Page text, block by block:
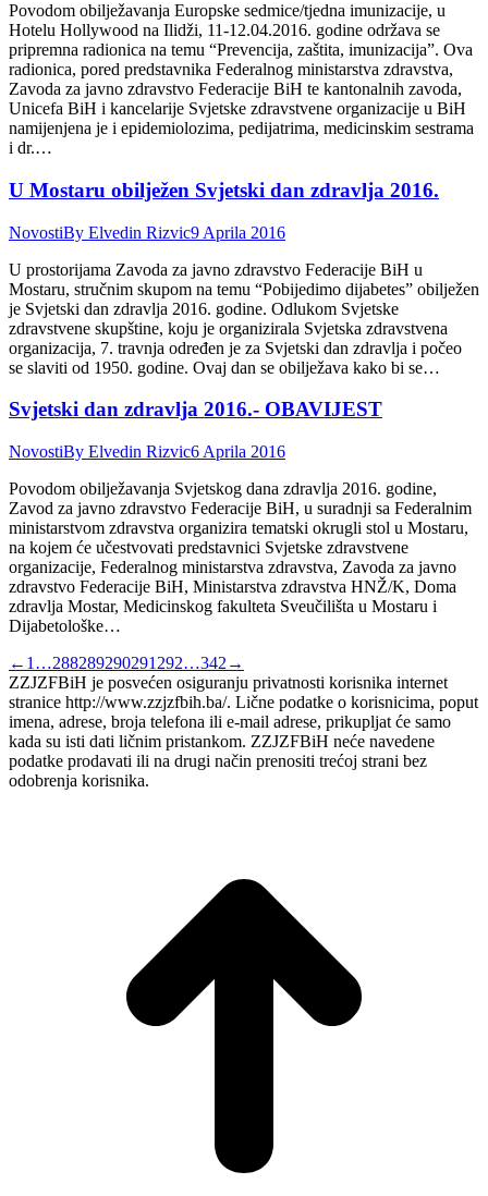
Povodom obilježavanja Europske sedmice/tjedna imunizacije, u
Hotelu Hollywood na Ilidži, 11-12.04.2016. godine održava se
pripremna radionica na temu “Prevencija, zaštita, imunizacija”. Ova
radionica, pored predstavnika Federalnog ministarstva zdravstva,
Zavoda za javno zdravstvo Federacije BiH te kantonalnih zavoda,
Unicefa BiH i kancelarije Svjetske zdravstvene organizacije u BiH
namijenjena je i epidemiolozima, pedijatrima, medicinskim sestrama
i dr.…
U Mostaru obilježen Svjetski dan zdravlja 2016.
NovostiBy Elvedin Rizvic9 Aprila 2016
U prostorijama Zavoda za javno zdravstvo Federacije BiH u
Mostaru, stručnim skupom na temu “Pobijedimo dijabetes” obilježen
je Svjetski dan zdravlja 2016. godine. Odlukom Svjetske
zdravstvene skupštine, koju je organizirala Svjetska zdravstvena
organizacija, 7. travnja određen je za Svjetski dan zdravlja i počeo
se slaviti od 1950. godine. Ovaj dan se obilježava kako bi se…
Svjetski dan zdravlja 2016.- OBAVIJEST
NovostiBy Elvedin Rizvic6 Aprila 2016
Povodom obilježavanja Svjetskog dana zdravlja 2016. godine,
Zavod za javno zdravstvo Federacije BiH, u suradnji sa Federalnim
ministarstvom zdravstva organizira tematski okrugli stol u Mostaru,
na kojem će učestvovati predstavnici Svjetske zdravstvene
organizacije, Federalnog ministarstva zdravstva, Zavoda za javno
zdravstvo Federacije BiH, Ministarstva zdravstva HNŽ/K, Doma
zdravlja Mostar, Medicinskog fakulteta Sveučilišta u Mostaru i
Dijabetološke…
← 1 …288289290291 292…342 →
ZZJZFBiH je posvećen osiguranju privatnosti korisnika internet
stranice http://www.zzjzfbih.ba/. Lične podatke o korisnicima, poput
imena, adrese, broja telefona ili e-mail adrese, prikupljat će samo
kada su isti dati ličnim pristankom. ZZJZFBiH neće navedene
podatke prodavati ili na drugi način prenositi trećoj strani bez
odobrenja korisnika.